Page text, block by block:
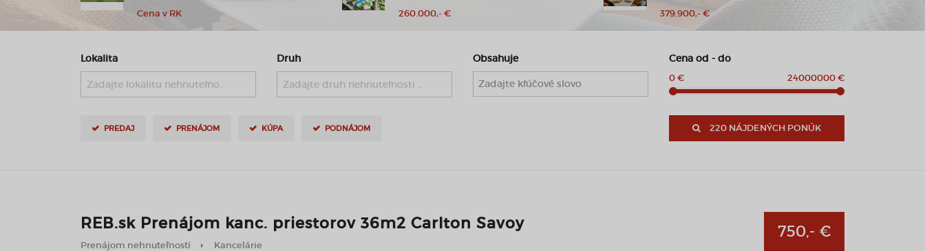
260.000,- €
379.900,- €
700,- €
Lokalita
Zadajte lokalitu nehnuteľnosti ..
Druh
Zadajte druh nehnuteľnosti ..
Obsahuje Cena od - do
0 € 24000000 €
PREDAJ PRENÁJOM KÚPA PODNÁJOM 220 NÁJDENÝCH PONÚK
REB.sk Prenájom kanc. priestorov 36m2 Carlton Savoy 750,- €
Prenájom nehnuteľností Kancelárie